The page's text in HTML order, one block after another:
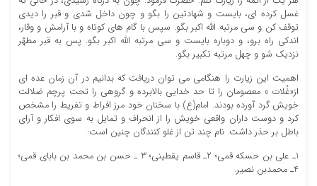
غسل کرده ای، بایست و شهادتین را بگو و چون داخل شدی و قبر را دیدی
توقف کن و سی مرتبه الله اکبر بگو. سپس با گام های کوتاه و با آرامش و وقار،
اندکی راه برو، و دوباره بایست و سی مرتبه الله اکبر بگو. پس به قبر مطهّر
نزدیک شو و چهل مرتبه تکبیر بگو.
اهمیت این زیارت را هنگامی می توان دریافت که بدانیم در آن زمان عده ای
از«غُلات » معصومان را تا حد خدایی بالابرده و گروهی را تحت پرچم ضلالت
خویش گرد آورده بودند. امام(ع) با سخنان خود مرز افراط و تفریط را مشخص
کرد و دوست داران واقعی خویش را از انحراف و تمایل به سوی افکار و آرای
باطل بر حذر داشت. نام چند تن از غلو کنندگان چنین است:
1ـ علی بن حسکه قمی؛ 2ـ قاسم یقطینی؛ 3 ـ حسن بن محمد بن بابای قمی؛
4ـ محمدبن نصیر.